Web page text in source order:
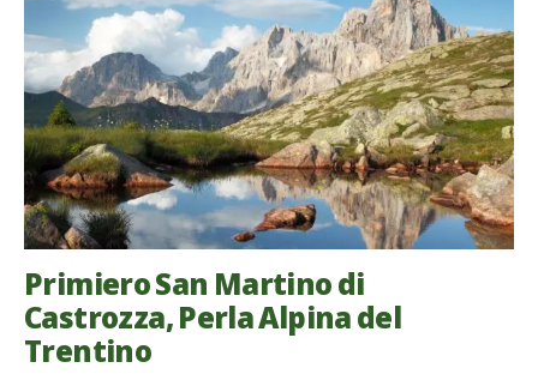
Primiero San Martino di
Castrozza, Perla Alpina del
Trentino